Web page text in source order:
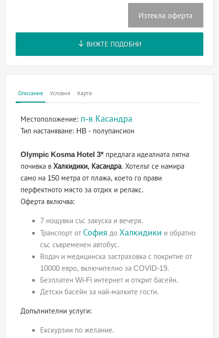
Изтекла оферта
ВИЖТЕ ПОДОБНИ
Описание Условия Карта
Местоположение: п-в Касандра
Тип настаняване: HB - полупансион
Olympic Kosma Hotel 3* предлага идеалната лятна
почивка вХалкидики, Касандра. Хотелът се намира
само на 150 метра от плажа, което го прави
перфектното място за отдих и релакс.
Оферта включва:
7 нощувки със закуска и вечеря.
Транспорт от София до Халкидики и обратно
със съвременен автобус.
Водач и медицинска застраховка с покритие от
10000 евро, включително за COVID-19.
Безплатен Wi-Fi интернет и открит басейн.
Детски басейн за най-малките гости.
Допълнителни услуги:
Екскурзии по желание.